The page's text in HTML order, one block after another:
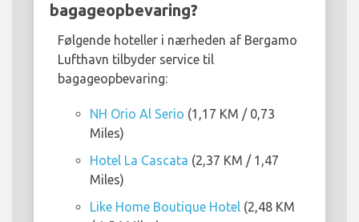
bagageopbevaring?
Følgende hoteller i nærheden af Bergamo
Lufthavn tilbyder service til
bagageopbevaring:
NH Orio Al Serio (1,17 KM / 0,73
Miles)
Hotel La Cascata (2,37 KM / 1,47
Miles)
Like Home Boutique Hotel (2,48 KM